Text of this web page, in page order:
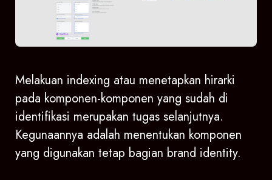
Melakuan indexing atau menetapkan hirarki
pada komponen-komponen yang sudah di
identifikasi merupakan tugas selanjutnya.
Kegunaannya adalah menentukan komponen
yang digunakan tetap bagian brand identity.